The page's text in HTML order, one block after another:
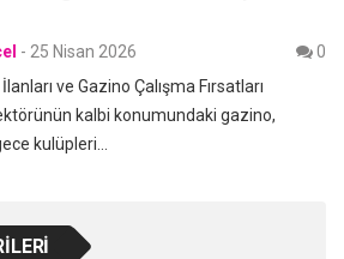
- 25 Nisan 2026
0
ve Gazino Çalışma Fırsatları
kalbi konumundaki gazino,
kulüpleri…